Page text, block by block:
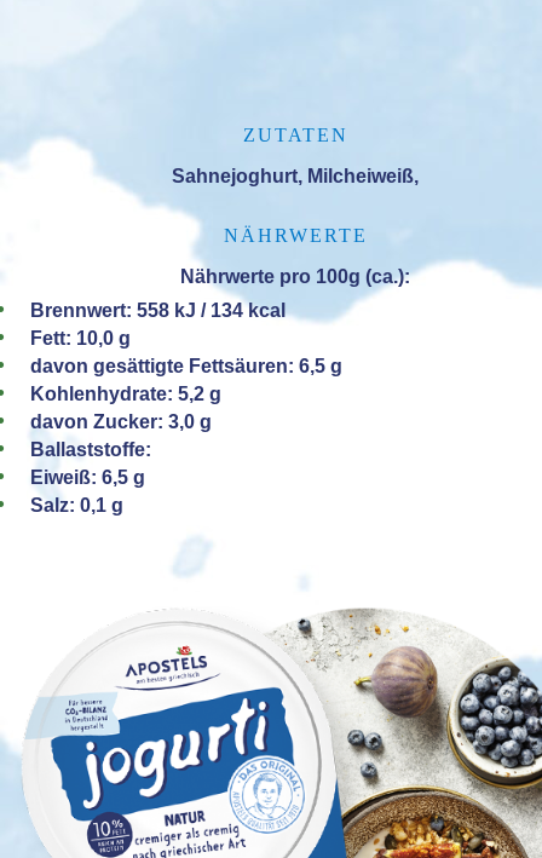
ZUTATEN
Sahnejoghurt, Milcheiweiß,
NÄHRWERTE
Nährwerte pro 100g (ca.):
Brennwert: 558 kJ / 134 kcal
Fett: 10,0 g
davon gesättigte Fettsäuren: 6,5 g
Kohlenhydrate: 5,2 g
davon Zucker: 3,0 g
Ballaststoffe:
Eiweiß: 6,5 g
Salz: 0,1 g